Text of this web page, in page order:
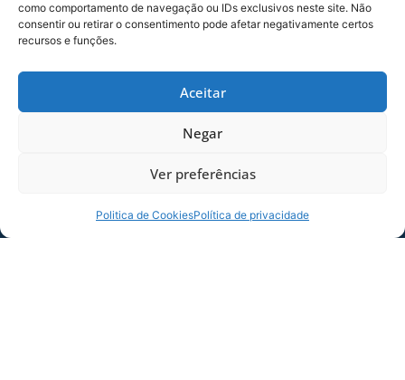
como comportamento de navegação ou IDs exclusivos neste site. Não
consentir ou retirar o consentimento pode afetar negativamente certos
recursos e funções.
Aceitar
Negar
Ver preferências
Politica de CookiesPolítica de privacidade
21ª RODADA DA SÉRIE B
Dias dos Pais vem aí, e na terça-feira (11/08)
é dia de Avaí na Ressacada pela Série B!
Precisamos do
06/08/2026